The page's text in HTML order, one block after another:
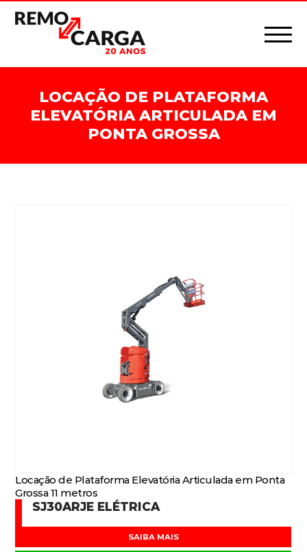
LOCAÇÃO DE PLATAFORMA
ELEVATÓRIA ARTICULADA EM
PONTA GROSSA
Locação de Plataforma Elevatória Articulada em Ponta
Grossa 11 metros
SJ30ARJE ELÉTRICA
SAIBA MAIS